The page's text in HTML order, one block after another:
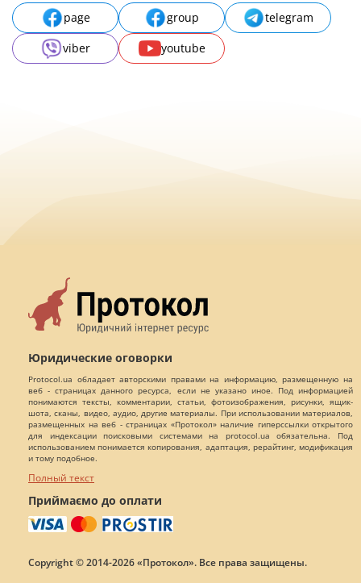
page group
telegram
viber
youtube
Юридические оговорки
Protocol.ua обладает авторскими правами на информацию, размещенную на
веб - страницах данного ресурса, если не указано иное. Под информацией
понимаются тексты, комментарии, статьи, фотоизображения, рисунки, ящик-
шота, сканы, видео, аудио, другие материалы. При использовании материалов,
размещенных на веб - страницах «Протокол» наличие гиперссылки открытого
для индексации поисковыми системами на protocol.ua обязательна. Под
использованием понимается копирования, адаптация, рерайтинг, модификация
и тому подобное.
Полный текст
Приймаємо до оплати
Copyright © 2014-2026 «Протокол». Все права защищены.